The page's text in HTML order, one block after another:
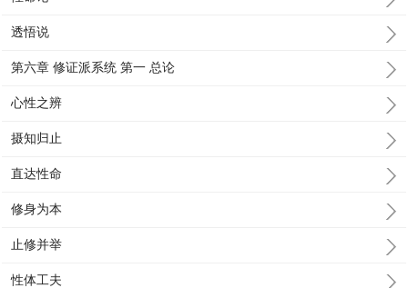
透悟说
第六章 修证派系统 第一 总论
心性之辨
摄知归止
直达性命
修身为本
止修并举
性体工夫